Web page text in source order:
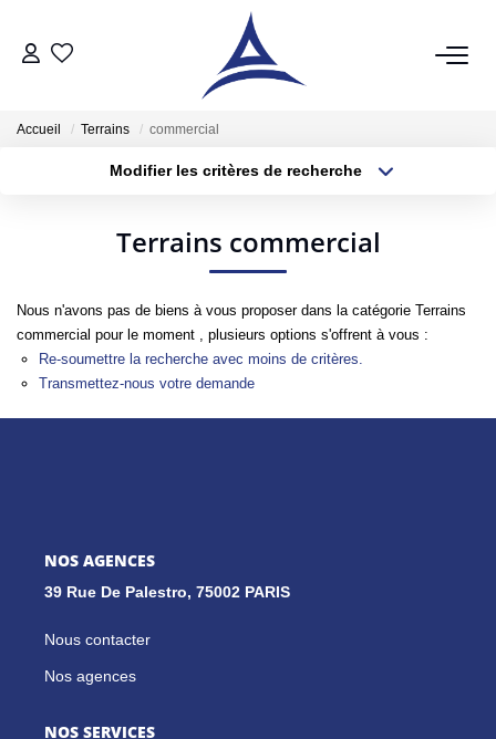
VENTES
Vendre
Estimer
LOCATIONS
GESTION LOCATIVE
Accueil Terrains commercial
Modifier les critères de recherche
Type de bien
Budget max Plus de critères
Terrains commercial
Nous n'avons pas de biens à vous proposer dans la catégorie Terrains
commercial pour le moment , plusieurs options s'offrent à vous :
Re-soumettre la recherche avec moins de critères.
Transmettez-nous votre demande
NOS AGENCES
39 Rue De Palestro, 75002 PARIS
Nous contacter
Nos agences
NOS SERVICES